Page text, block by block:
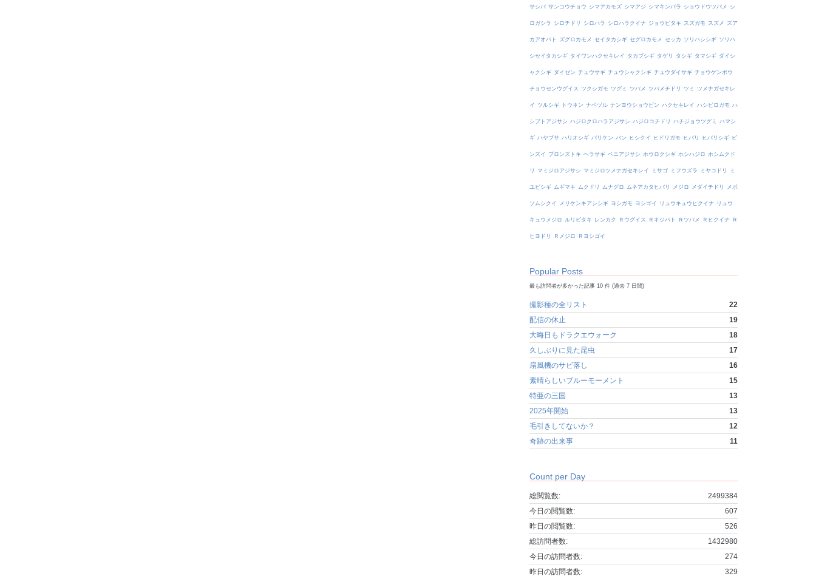
サシバ サンコウチョウ シマアカモズ シマアジ シマキンパラ ショウドウツバメ シ
ロガシラ シロチドリ シロハラ シロハラクイナ ジョウビタキ スズガモ スズメ ズア
カアオバト ズグロカモメ セイタカシギ セグロカモメ セッカ ソリハシシギ ソリハ
シセイタカシギ タイワンハクセキレイ タカブシギ タゲリ タシギ タマシギ ダイシ
ャクシギ ダイゼン チュウサギ チュウシャクシギ チュウダイサギ チョウゲンボウ
チョウセンウグイス ツクシガモ ツグミ ツバメ ツバメチドリ ツミ ツメナガセキレ
イ ツルシギ トウネン ナベヅル ナンヨウショウビン ハクセキレイ ハシビロガモ ハ
シブトアジサシ ハジロクロハラアジサシ ハジロコチドリ ハチジョウツグミ ハマシ
ギ ハヤブサ ハリオシギ バリケン バン ヒシクイ ヒドリガモ ヒバリ ヒバリシギ ビ
ンズイ ブロンズトキ ヘラサギ ベニアジサシ ホウロクシギ ホシハジロ ホシムクド
リ マミジロアジサシ マミジロツメナガセキレイ ミサゴ ミフウズラ ミヤコドリ ミ
ユビシギ ムギマキ ムクドリ ムナグロ ムネアカタヒバリ メジロ メダイチドリ メボ
ソムシクイ メリケンキアシシギ ヨシガモ ヨシゴイ リュウキュウヒクイナ リュウ
キュウメジロ ルリビタキ レンカク Ｒウグイス Ｒキジバト Ｒツバメ Ｒヒクイナ Ｒ
ヒヨドリ Ｒメジロ Ｒヨシゴイ
Popular Posts
最も訪問者が多かった記事 10 件 (過去 7 日間)
撮影種の全リスト
22
配信の休止
19
大晦日もドラクエウォーク
18
久しぶりに見た昆虫
17
扇風機のサビ落し
16
素晴らしいブルーモーメント
15
特亜の三国
13
2025年開始
13
毛引きしてないか？
12
奇跡の出来事
11
Count per Day
2499384
総閲覧数:
607
今日の閲覧数:
526
昨日の閲覧数:
1432980
総訪問者数:
274
今日の訪問者数:
329
昨日の訪問者数: